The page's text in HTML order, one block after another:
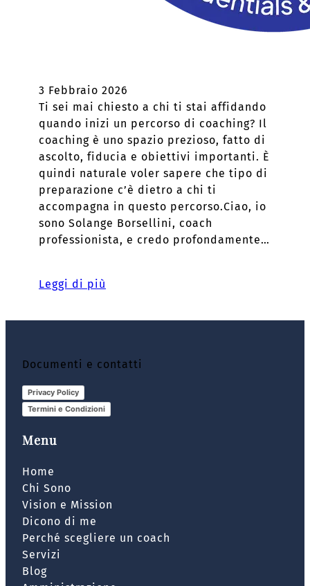
3 Febbraio 2026
Ti sei mai chiesto a chi ti stai affidando
quando inizi un percorso di coaching? Il
coaching è uno spazio prezioso, fatto di
ascolto, fiducia e obiettivi importanti. È
quindi naturale voler sapere che tipo di
preparazione c’è dietro a chi ti
accompagna in questo percorso.Ciao, io
sono Solange Borsellini, coach
professionista, e credo profondamente…
Leggi di più
Documenti e contatti
Privacy Policy
Termini e Condizioni
Menu
Home
Chi Sono
Vision e Mission
Dicono di me
Perché scegliere un coach
Servizi
Blog